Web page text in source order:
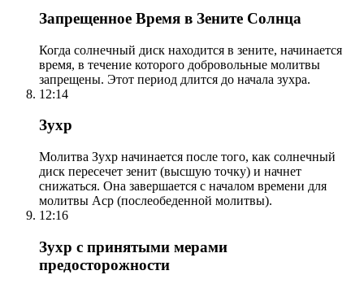
Запрещенное Время в Зените Солнца
Когда солнечный диск находится в зените, начинается
время, в течение которого добровольные молитвы
запрещены. Этот период длится до начала зухра.
12:14
Зухр
Молитва Зухр начинается после того, как солнечный
диск пересечет зенит (высшую точку) и начнет
снижаться. Она завершается с началом времени для
молитвы Аср (послеобеденной молитвы).
12:16
Зухр с принятыми мерами
предосторожности